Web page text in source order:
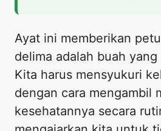
Ayat ini memberikan
delima adalah buah
Kita harus mensyukuri
dengan cara mengambil
kesehatannya secara